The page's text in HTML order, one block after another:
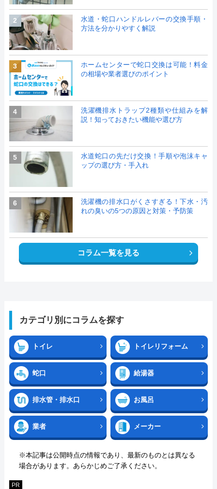
2
水道・蛇口ハンドルレバーの交換手順・
方法を分かりやすく解説
3
ホームセンターで蛇口交換は可能！料金
の相場や業者選びのポイント
4
洗濯機排水トラップ2種類や仕組みを解
説！知っておきたい機能や選び方
5
水道蛇口の先だけ交換！手順や泡沫キャ
ップの選び方・手入れ
6
洗濯機の排水口がくさすぎる！下水・汚
れの臭いの5つの原因と対策・予防策
コラム一覧を見る
カテゴリ別にコラムを探す
トイレ トイレリフォーム
蛇口 給湯器
排水管・排水口 お風呂
業者 メーカー
※本記事は公開時点の情報であり、最新のものとは異なる
場合があります。あらかじめご了承ください。
PR